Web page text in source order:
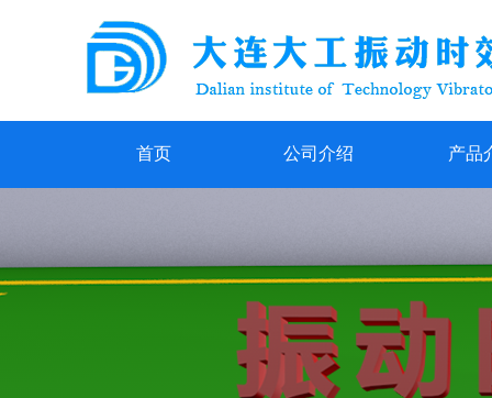
首页 公司介绍 产品